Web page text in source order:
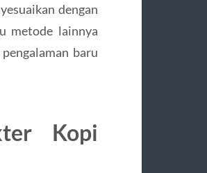
dengan
metode lainnya
baru
Kopi